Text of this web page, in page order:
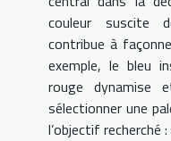
couleur suscite
contribue à
exemple, le bleu
rouge dynamise
sélectionner une
l’objectif recherché :